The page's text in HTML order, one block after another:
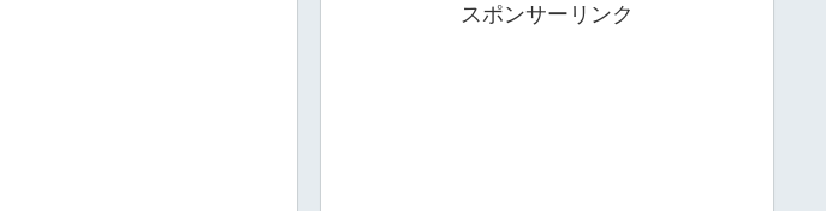
スポンサーリンク